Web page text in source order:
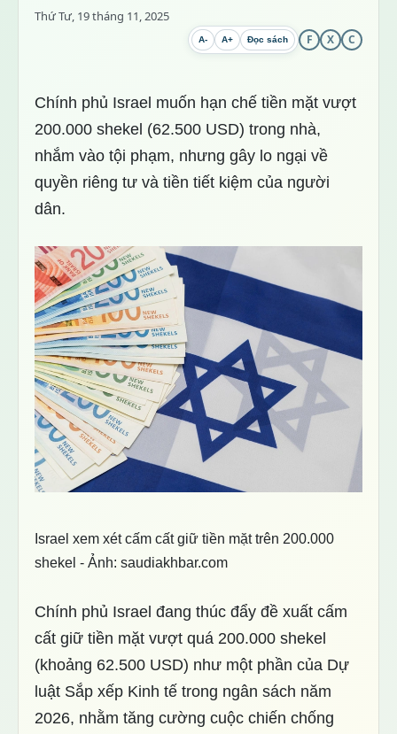
Thứ Tư, 19 tháng 11, 2025
A- A+ Đọc sách F X C
Chính phủ Israel muốn hạn chế tiền mặt vượt
200.000 shekel (62.500 USD) trong nhà,
nhắm vào tội phạm, nhưng gây lo ngại về
quyền riêng tư và tiền tiết kiệm của người
dân.
Israel xem xét cấm cất giữ tiền mặt trên 200.000
shekel - Ảnh: saudiakhbar.com
Chính phủ Israel đang thúc đẩy đề xuất cấm
cất giữ tiền mặt vượt quá 200.000 shekel
(khoảng 62.500 USD) như một phần của Dự
luật Sắp xếp Kinh tế trong ngân sách năm
2026, nhằm tăng cường cuộc chiến chống